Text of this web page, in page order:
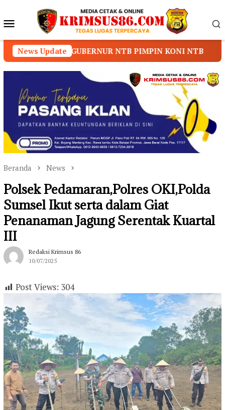
konten Menu
Mobile
News Update
NTB PIMPIN KONI NTB Prof. Dr. Sutan
Beranda News
Polsek Pedamaran,Polres OKI,Polda
Sumsel Ikut serta dalam Giat
Penanaman Jagung Serentak Kuartal
III
Redaksi Krimsus 86
10/07/2025
Post Views: 304